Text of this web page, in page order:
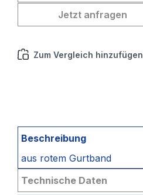
Jetzt anfragen
Zum Vergleich hinzufügen
Beschreibung
aus rotem Gurtband
Technische Daten